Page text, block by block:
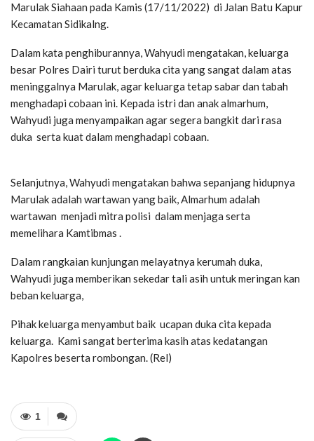
Marulak Siahaan pada Kamis (17/11/2022) di Jalan Batu Kapur
Kecamatan Sidikalng.
Dalam kata penghiburannya, Wahyudi mengatakan, keluarga
besar Polres Dairi turut berduka cita yang sangat dalam atas
meninggalnya Marulak, agar keluarga tetap sabar dan tabah
menghadapi cobaan ini. Kepada istri dan anak almarhum,
Wahyudi juga menyampaikan agar segera bangkit dari rasa
duka serta kuat dalam menghadapi cobaan.
Selanjutnya, Wahyudi mengatakan bahwa sepanjang hidupnya
Marulak adalah wartawan yang baik, Almarhum adalah
wartawan menjadi mitra polisi dalam menjaga serta
memelihara Kamtibmas .
Dalam rangkaian kunjungan melayatnya kerumah duka,
Wahyudi juga memberikan sekedar tali asih untuk meringan kan
beban keluarga,
Pihak keluarga menyambut baik ucapan duka cita kepada
keluarga. Kami sangat berterima kasih atas kedatangan
Kapolres beserta rombongan. (Rel)
1